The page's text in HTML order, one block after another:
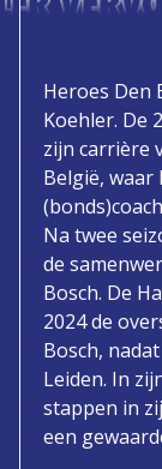
Heroes Den
Koehler. De
zijn carrière
België, waar
Na twee
de
Bosch. De
2024 de
Bosch,
Leiden. In
stappen in
een